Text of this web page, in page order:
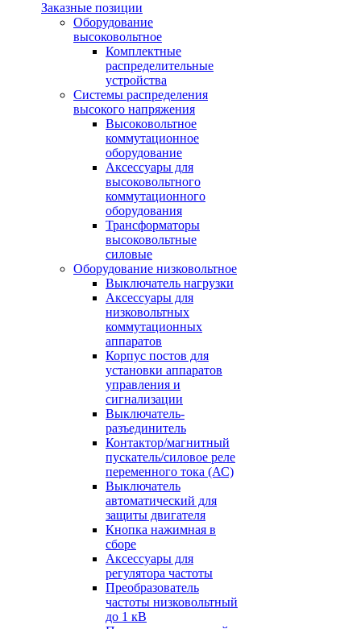
Заказные позиции
Оборудование
высоковольтное
Комплектные
распределительные
устройства
Системы распределения
высокого напряжения
Высоковольтное
коммутационное
оборудование
Аксессуары для
высоковольтного
коммутационного
оборудования
Трансформаторы
высоковольтные
силовые
Оборудование низковольтное
Выключатель нагрузки
Аксессуары для
низковольтных
коммутационных
аппаратов
Корпус постов для
установки аппаратов
управления и
сигнализации
Выключатель-
разъединитель
Контактор/магнитный
пускатель/силовое реле
переменного тока (АС)
Выключатель
автоматический для
защиты двигателя
Кнопка нажимная в
сборе
Аксессуары для
регулятора частоты
Преобразователь
частоты низковольтный
до 1 кВ